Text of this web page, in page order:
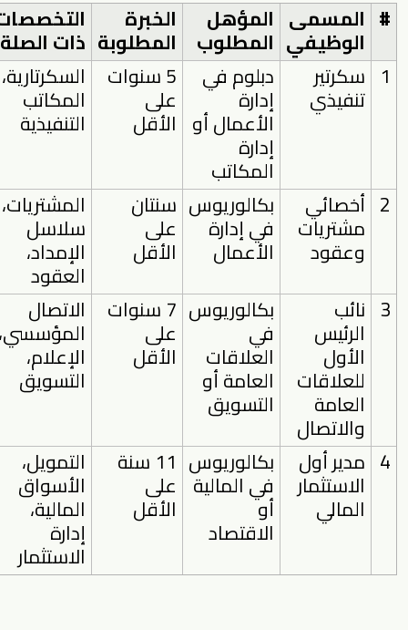
# المسمى
الوظيفي
المؤهل
المطلوب
الخبرة
المطلوبة ذات الصلة
1 سكرتير
تنفيذي
دبلوم في
إدارة
الأعمال أو
إدارة
المكاتب
5 سنوات
على
الأقل
السكرتارية،
المكاتب
التنفيذية
2 أخصائي
مشتريات
وعقود
بكالوريوس
في إدارة
الأعمال
سنتان
على
الأقل
المشتريات،
سلاسل
الإمداد،
العقود
3 نائب
الرئيس
الأول
للعلاقات
العامة
والاتصال
بكالوريوس
في
العلاقات
العامة أو
التسويق
7 سنوات
على
الأقل
الاتصال
الإعلام،
التسويق
4 مدير أول
الاستثمار
المالي
بكالوريوس
في المالية
أو
الاقتصاد
11 سنة
على
الأقل
التمويل،
الأسواق
المالية،
إدارة
الاستثمار